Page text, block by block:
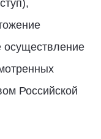
осуществление
Российской